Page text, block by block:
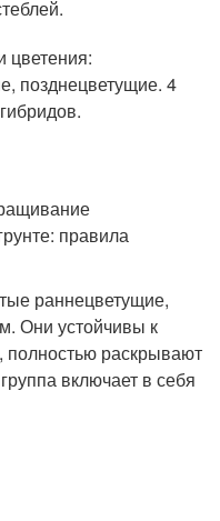
цветения:
позднецветущие. 4
раннецветущие,
Они устойчивы к
раскрывают
включает в себя